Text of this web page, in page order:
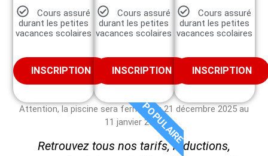
Cours assuré
durant les petites
vacances scolaires
INSCRIPTION
Cours assuré
durant les petites
vacances scolaires
INSCRIPTION
POPULAIRE
Cours assuré
durant les petites
vacances scolaires
INSCRIPTION
Attention, la piscine sera fermée du 21 décembre 2025 au
11 janvier 2026
Retrouvez tous nos tarifs, réductions,